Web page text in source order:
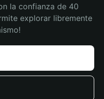
la confianza de 40
explorar libremente